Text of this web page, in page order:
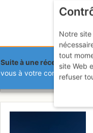
Suite à une récente et
vous à votre compte sur le
Grande
Notre
tout
site Web
refuser